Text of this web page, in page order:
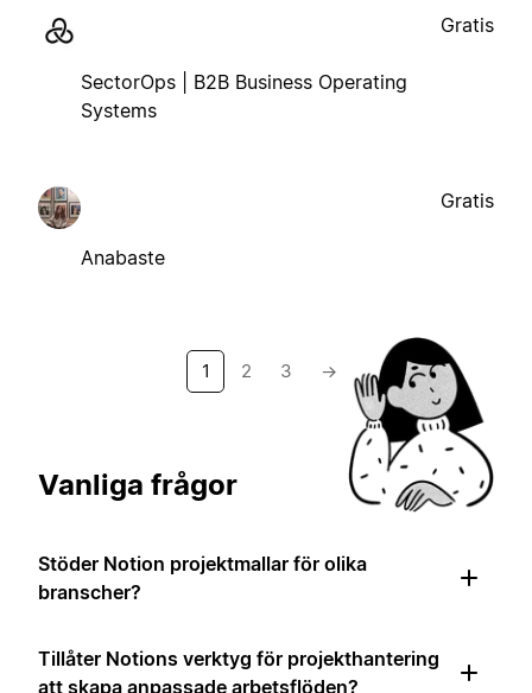
SectorOps | B2B Business Operating
Systems
Gratis
Anabaste
Gratis
1 2 3 →
Vanliga frågor
Stöder Notion projektmallar för olika
branscher?
Tillåter Notions verktyg för projekthantering
att skapa anpassade arbetsflöden?